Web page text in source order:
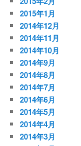
2015年1月
2014年12月
2014年11月
2014年10月
2014年9月
2014年8月
2014年7月
2014年6月
2014年5月
2014年4月
2014年3月